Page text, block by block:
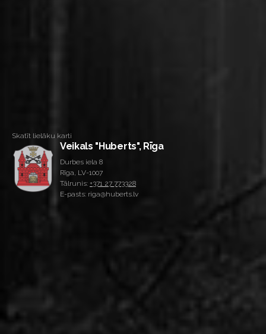
Skatīt lielāku karti
Veikals "Huberts", Rīga
Durbes iela 8
Rīga, LV-1007
Tālrunis: +371 27 773328
E-pasts: riga@huberts.lv